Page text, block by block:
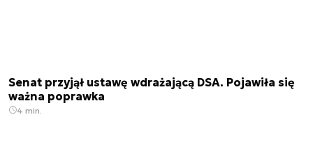
Senat przyjął ustawę wdrażającą DSA. Pojawiła się
ważna poprawka
4 min.